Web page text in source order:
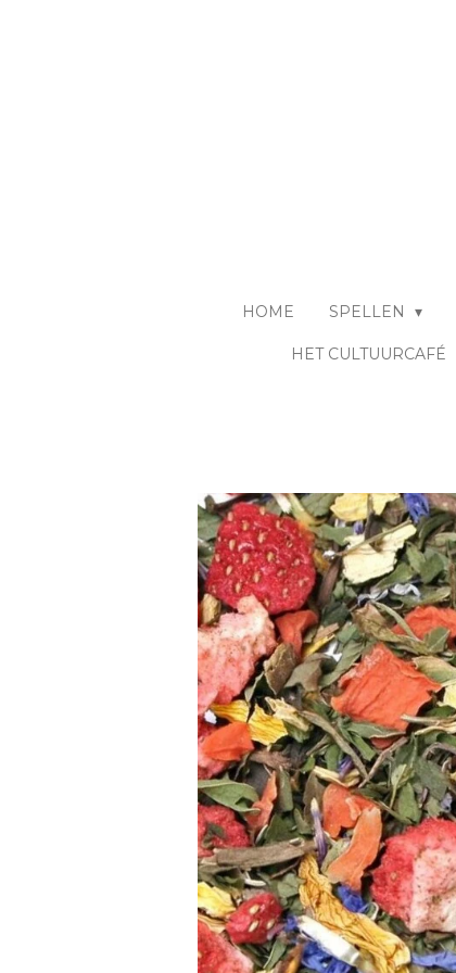
HOME SPELLEN
HET CULTUURCAFÉ